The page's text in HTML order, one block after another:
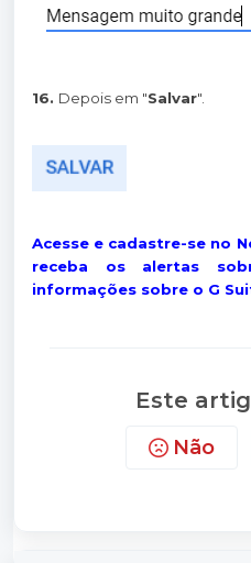
16. Depois em "Salvar".
Acesse e cadastre-se no
receba os alertas
informações sobre o G
Este
Não